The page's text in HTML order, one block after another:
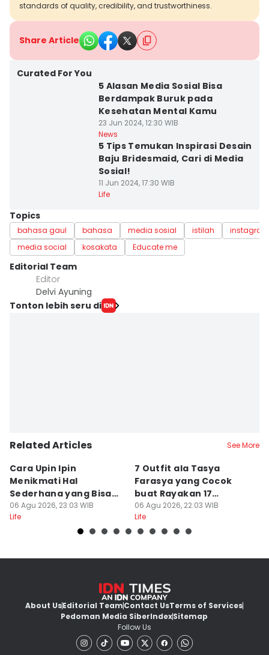
standards of quality, credibility, and trustworthiness.
Share Article
Curated For You
5 Alasan Media Sosial Bisa
Berdampak Buruk pada
Kesehatan Mental Kamu
23 Jun 2024, 12:30 WIB
News
5 Tips Temukan Inspirasi Desain
Baju Bridesmaid, Cari di Media
Sosial!
11 Jun 2024, 17:30 WIB
Life
Topics
bahasa gaul bahasa media sosial istilah
instagram
media social
kosakata Educate me
Editorial Team
Editor
Delvi Ayuning
Tonton lebih seru di
Related Articles See More
Cara Upin Ipin
Menikmati Hal
Sederhana yang Bisa
Ditiru oleh Gen Z
06 Agu 2026, 23:03 WIB
Life
7 Outfit ala Tasya
Farasya yang Cocok
buat Rayakan 17
Agustus, Kece!
06 Agu 2026, 22:03 WIB
Life
About UsEditorial TeamContact UsTerms of Services
Pedoman Media SiberIndexSitemap
Follow Us